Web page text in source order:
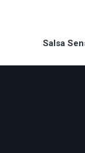
Salsa